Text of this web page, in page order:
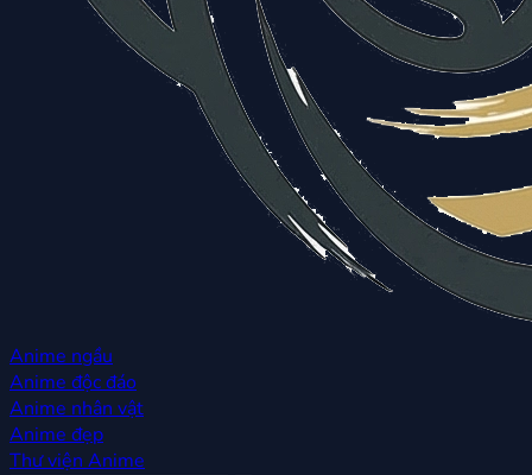
Anime ngầu
Anime độc đáo
Anime nhân vật
Anime đẹp
Thư viện Anime